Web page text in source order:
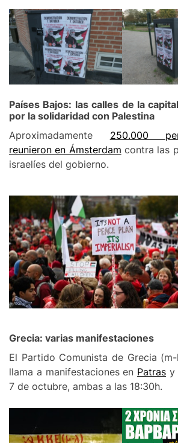
Países Bajos: las calles de la
por la solidaridad con Palestina
Aproximadamente 250.000
reunieron en Ámsterdam contra las
israelíes del gobierno.
Grecia: varias manifestaciones
El Partido Comunista de Grecia
llama a manifestaciones en Patras y
7 de octubre, ambas a las 18:30h.